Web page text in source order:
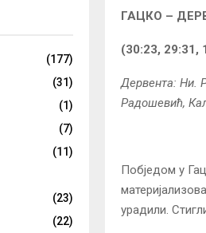
ГАЦКО –
(30:23, 29:31,
Дервента: Ни.
Радошевић,
Побједом у
урадили.
(177)
(31)
(1)
(7)
(11)
(23)
(22)